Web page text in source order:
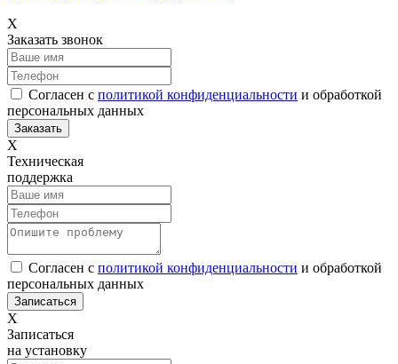
Х
Заказать звонок
Согласен с политикой конфиденциальности и обработкой
персональных данных
Х
Техническая
поддержка
Согласен с политикой конфиденциальности и обработкой
персональных данных
Х
Записаться
на установку